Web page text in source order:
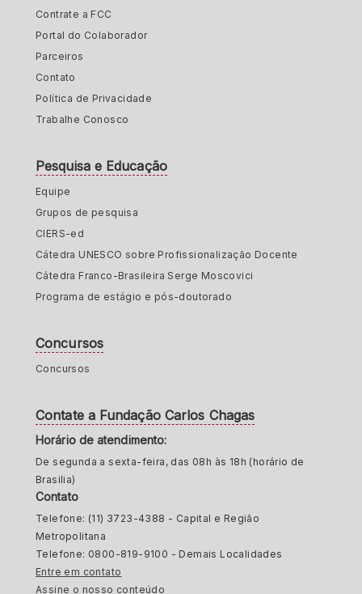
Contrate a FCC
Portal do Colaborador
Parceiros
Contato
Política de Privacidade
Trabalhe Conosco
Pesquisa e Educação
Equipe
Grupos de pesquisa
CIERS-ed
Cátedra UNESCO sobre Profissionalização Docente
Cátedra Franco-Brasileira Serge Moscovici
Programa de estágio e pós-doutorado
Concursos
Concursos
Contate a Fundação Carlos Chagas
Horário de atendimento:
De segunda a sexta-feira, das 08h às 18h (horário de
Brasilia)
Contato
Telefone: (11) 3723-4388 - Capital e Região
Metropolitana
Telefone: 0800-819-9100 - Demais Localidades
Entre em contato
Assine o nosso conteúdo